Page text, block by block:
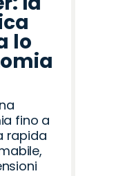
lo
fino a
rapida